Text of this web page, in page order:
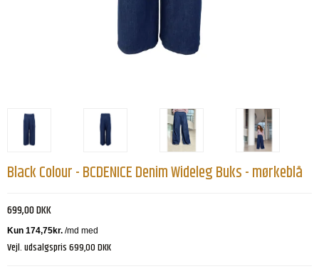
Black Colour - BCDENICE Denim Wideleg Buks - mørkeblå
699,00 DKK
Vejl. udsalgspris 699,00 DKK